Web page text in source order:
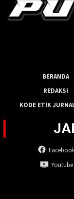
BERANDA
REDAKSI
KODE ETIK
Youtube